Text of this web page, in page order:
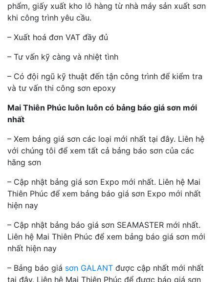
phẩm, giấy xuất kho lô hàng từ nhà máy sản xuất sơn
khi công trình yêu cầu.
– Xuất hoá đơn VAT đầy đủ
– Tư vấn kỹ càng và nhiệt tình
– Có đội ngũ kỹ thuật đến tận công trình để kiểm tra
và tư vấn thi công sơn epoxy
Mai Thiên Phúc luôn luôn có bảng báo giá sơn mới
nhất
– Xem bảng giá sơn các loại mới nhất tại đây. Liên hệ
với chúng tôi để xem tất cả bảng báo sơn của các
hãng sơn
– Cập nhật bảng giá sơn Expo mới nhất. Liên hệ Mai
Thiên Phúc để xem bảng báo giá sơn Expo mới nhất
hiện nay
– Cập nhật bảng báo giá sơn SEAMASTER mới nhất.
Liên hệ Mai Thiên Phúc để xem bảng báo giá sơn mới
nhất hiện nay
– Bảng báo giá sơn GALANT được cập nhất mới nhất
tại đây. Liên hệ Mai Thiên Phúc để được báo giá sơn